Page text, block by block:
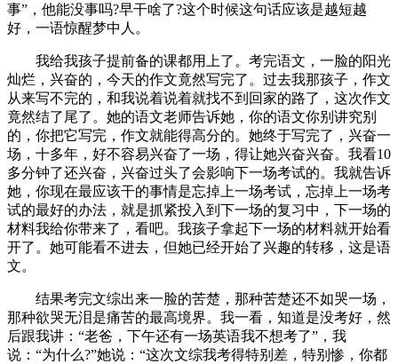
事”，他能没事吗?早干啥了?这个时候这句话应该是越短越
好，一语惊醒梦中人。
我给我孩子提前备的课都用上了。考完语文，一脸的阳光
灿烂，兴奋的，今天的作文竟然写完了。过去我那孩子，作文
从来写不完的，和我说着说着就找不到回家的路了，这次作文
竟然结了尾了。她的语文老师告诉她，你的语文你别讲究别
的，你把它写完，作文就能得高分的。她终于写完了，兴奋一
场，十多年，好不容易兴奋了一场，得让她兴奋兴奋。我看10
多分钟了还兴奋，兴奋过头了会影响下一场考试的。我就告诉
她，你现在最应该干的事情是忘掉上一场考试，忘掉上一场考
试的最好的办法，就是抓紧投入到下一场的复习中，下一场的
材料我给你带来了，看吧。我孩子拿起下一场的材料就开始看
开了。她可能看不进去，但她已经开始了兴趣的转移，这是语
文。
结果考完文综出来一脸的苦楚，那种苦楚还不如哭一场，
那种欲哭无泪是痛苦的最高境界。我一看，知道是没考好，然
后跟我讲：“老爸，下午还有一场英语我不想考了”，我
说：“为什么?”她说：“这次文综我考得特别差，特别惨，你都